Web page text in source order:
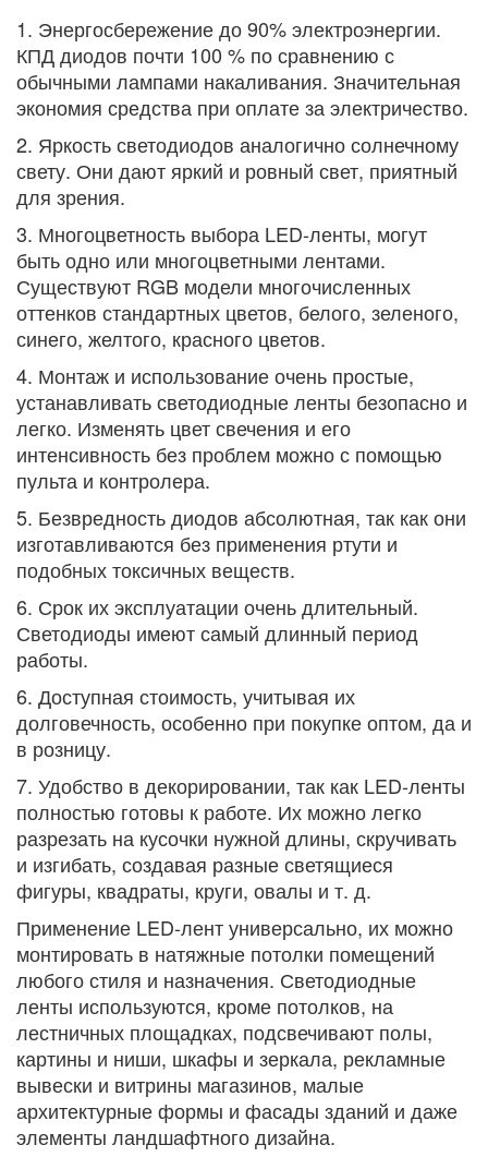
1. Энергосбережение до 90% электроэнергии.
КПД диодов почти 100 % по сравнению с
обычными лампами накаливания. Значительная
экономия средства при оплате за электричество.
2. Яркость светодиодов аналогично солнечному
свету. Они дают яркий и ровный свет, приятный
для зрения.
3. Многоцветность выбора LED-ленты, могут
быть одно или многоцветными лентами.
Существуют RGB модели многочисленных
оттенков стандартных цветов, белого, зеленого,
синего, желтого, красного цветов.
4. Монтаж и использование очень простые,
устанавливать светодиодные ленты безопасно и
легко. Изменять цвет свечения и его
интенсивность без проблем можно с помощью
пульта и контролера.
5. Безвредность диодов абсолютная, так как они
изготавливаются без применения ртути и
подобных токсичных веществ.
6. Срок их эксплуатации очень длительный.
Светодиоды имеют самый длинный период
работы.
6. Доступная стоимость, учитывая их
долговечность, особенно при покупке оптом, да и
в розницу.
7. Удобство в декорировании, так как LED-ленты
полностью готовы к работе. Их можно легко
разрезать на кусочки нужной длины, скручивать
и изгибать, создавая разные светящиеся
фигуры, квадраты, круги, овалы и т. д.
Применение LED-лент универсально, их можно
монтировать в натяжные потолки помещений
любого стиля и назначения. Светодиодные
ленты используются, кроме потолков, на
лестничных площадках, подсвечивают полы,
картины и ниши, шкафы и зеркала, рекламные
вывески и витрины магазинов, малые
архитектурные формы и фасады зданий и даже
элементы ландшафтного дизайна.